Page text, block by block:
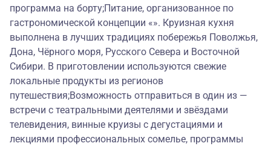
программа на борту;Питание, организованное по
гастрономической концепции «». Круизная кухня
выполнена в лучших традициях побережья Поволжья,
Дона, Чёрного моря, Русского Севера и Восточной
Сибири. В приготовлении используются свежие
локальные продукты из регионов
путешествия;Возможность отправиться в один из —
встречи с театральными деятелями и звёздами
телевидения, винные круизы с дегустациями и
лекциями профессиональных сомелье, программы